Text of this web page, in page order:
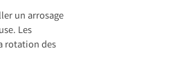
un arrosage
Les
rotation des